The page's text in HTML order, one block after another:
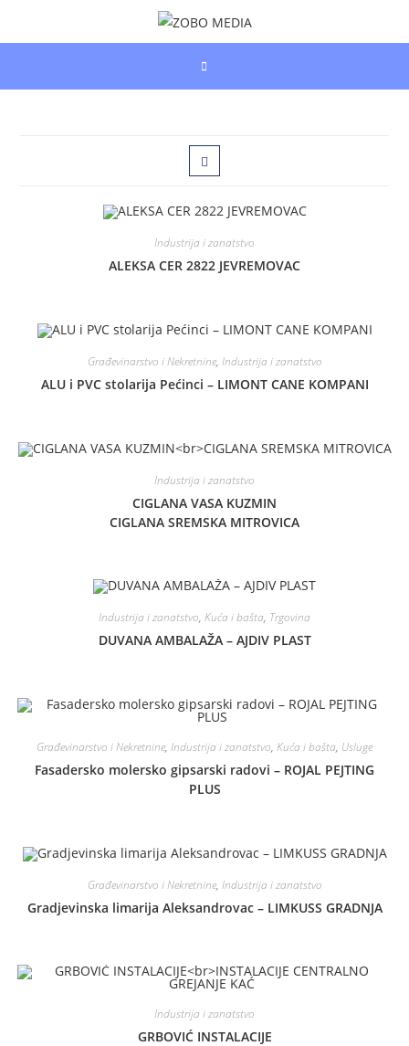
Industrija i zanatstvo
ALEKSA CER 2822 JEVREMOVAC
Građevinarstvo i Nekretnine, Industrija i zanatstvo
ALU i PVC stolarija Pećinci – LIMONT CANE KOMPANI
Industrija i zanatstvo
CIGLANA VASA KUZMIN
CIGLANA SREMSKA MITROVICA
Industrija i zanatstvo, Kuća i bašta, Trgovina
DUVANA AMBALAŽA – AJDIV PLAST
Građevinarstvo i Nekretnine, Industrija i zanatstvo, Kuća i bašta, Usluge
Fasadersko molersko gipsarski radovi – ROJAL PEJTING
PLUS
Građevinarstvo i Nekretnine, Industrija i zanatstvo
Gradjevinska limarija Aleksandrovac – LIMKUSS GRADNJA
Industrija i zanatstvo
GRBOVIĆ INSTALACIJE